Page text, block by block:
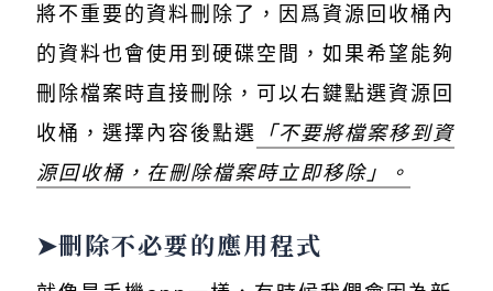
將不重要的資料刪除了，因爲資源回收桶內
的資料也會使用到硬碟空間，如果希望能夠
刪除檔案時直接刪除，可以右鍵點選資源回
收桶，選擇內容後點選 「不要將檔案移到資
源回收桶，在刪除檔案時立即移除」。
➤刪除不必要的應用程式